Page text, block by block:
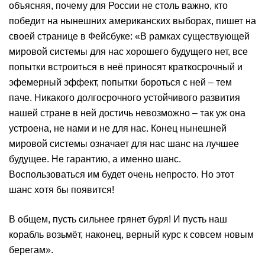
объясняя, почему для России не столь важно, кто
победит на нынешних американских выборах, пишет на
своей странице в Фейсбуке: «В рамках существующей
мировой системы для нас хорошего будущего нет, все
попытки встроиться в неё приносят краткосрочный и
эфемерный эффект, попытки бороться с ней – тем
паче. Никакого долгосрочного устойчивого развития
нашей стране в ней достичь невозможно – так уж она
устроена, не нами и не для нас. Конец нынешней
мировой системы означает для нас шанс на лучшее
будущее. Не гарантию, а именно шанс.
Воспользоваться им будет очень непросто. Но этот
шанс хотя бы появится!
В общем, пусть сильнее грянет буря! И пусть наш
корабль возьмёт, наконец, верный курс к совсем новым
берегам».